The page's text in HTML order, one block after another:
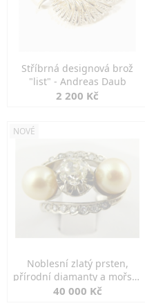
Stříbrná designová brož
"list" - Andreas Daub
2 200 Kč
NOVÉ
Noblesní zlatý prsten,
přírodní diamanty a mořské
perly
40 000 Kč